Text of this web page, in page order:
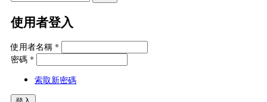
使用者登入
使用者名稱 *
密碼 *
索取新密碼